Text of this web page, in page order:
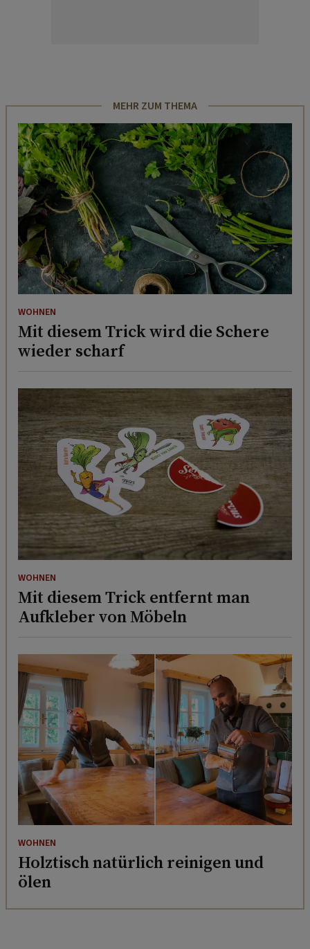
MEHR ZUM THEMA
WOHNEN
Mit diesem Trick wird die Schere
wieder scharf
WOHNEN
Mit diesem Trick entfernt man
Aufkleber von Möbeln
WOHNEN
Holztisch natürlich reinigen und
ölen